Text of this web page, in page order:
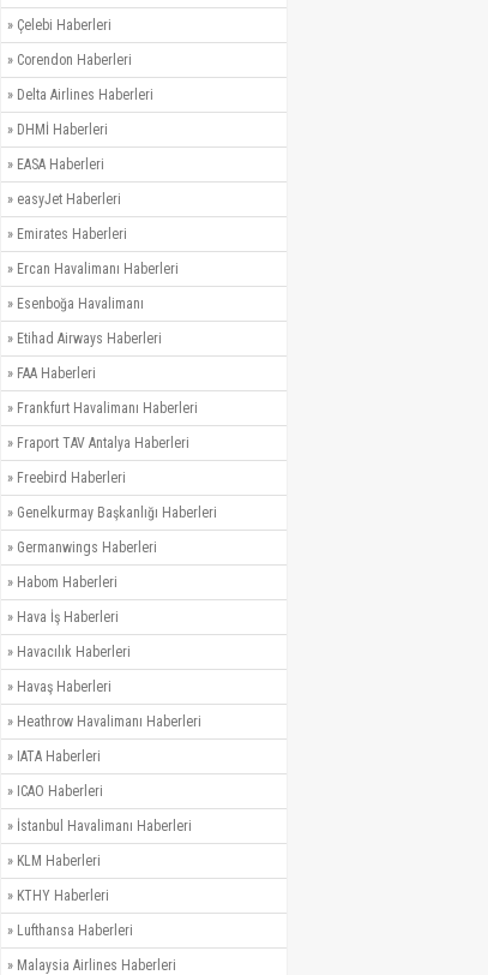
» Çelebi Haberleri
» Corendon Haberleri
» Delta Airlines Haberleri
» DHMİ Haberleri
» EASA Haberleri
» easyJet Haberleri
» Emirates Haberleri
» Ercan Havalimanı Haberleri
» Esenboğa Havalimanı
» Etihad Airways Haberleri
» FAA Haberleri
» Frankfurt Havalimanı Haberleri
» Fraport TAV Antalya Haberleri
» Freebird Haberleri
» Genelkurmay Başkanlığı Haberleri
» Germanwings Haberleri
» Habom Haberleri
» Hava İş Haberleri
» Havacılık Haberleri
» Havaş Haberleri
» Heathrow Havalimanı Haberleri
» IATA Haberleri
» ICAO Haberleri
» İstanbul Havalimanı Haberleri
» KLM Haberleri
» KTHY Haberleri
» Lufthansa Haberleri
» Malaysia Airlines Haberleri